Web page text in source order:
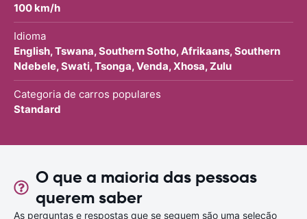
100 km/h
Idioma
English, Tswana, Southern Sotho, Afrikaans, Southern
Ndebele, Swati, Tsonga, Venda, Xhosa, Zulu
Categoria de carros populares
Standard
O que a maioria das pessoas
querem saber
As perguntas e respostas que se seguem são uma seleção